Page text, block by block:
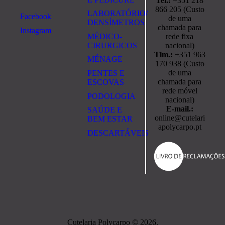
Facebook
Instagram
LABORATÓRIO/
DENSÍMETROS
MÉDICO-
CIRURGICOS
MÉNAGE
PENTES E
ESCOVAS
PODOLOGIA
SAÚDE E
BEM ESTAR
DESCARTÁVEIS
866 205 (Custo
de uma
chamada para
rede fixa
nacional)
Tlm.: +351 963
170 938 (Custo
de uma
chamada para
rede móvel
nacional)
E-mail.:
online@cutelari
apolycarpo.pt
Cutelaria Polycarpo © 2026.